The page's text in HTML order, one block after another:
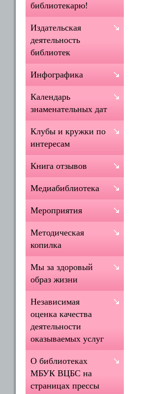
библиотекарю!
Издательская
деятельность
библиотек
Инфографика
Календарь
знаменательных дат
Клубы и кружки по
интересам
Книга отзывов
Медиабиблиотека
Мероприятия
Методическая
копилка
Мы за здоровый
образ жизни
Независимая
оценка качества
деятельности
оказываемых услуг
О библиотеках
МБУК ВЦБС на
страницах прессы